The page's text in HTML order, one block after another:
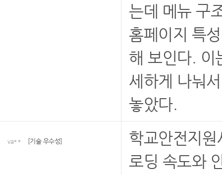
는데 메뉴 구
홈페이지 특
해 보인다. 이
세하게 나눠
놓았다.
va** [기술 우수성]
학교안전지
로딩 속도와